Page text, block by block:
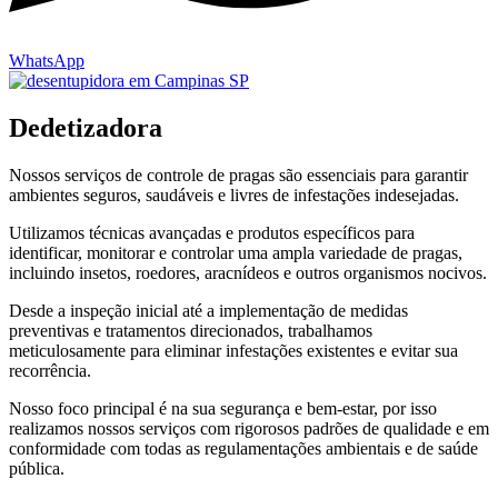
WhatsApp
Dedetizadora
Nossos serviços de controle de pragas são essenciais para garantir
ambientes seguros, saudáveis e livres de infestações indesejadas.
Utilizamos técnicas avançadas e produtos específicos para
identificar, monitorar e controlar uma ampla variedade de pragas,
incluindo insetos, roedores, aracnídeos e outros organismos nocivos.
Desde a inspeção inicial até a implementação de medidas
preventivas e tratamentos direcionados, trabalhamos
meticulosamente para eliminar infestações existentes e evitar sua
recorrência.
Nosso foco principal é na sua segurança e bem-estar, por isso
realizamos nossos serviços com rigorosos padrões de qualidade e em
conformidade com todas as regulamentações ambientais e de saúde
pública.